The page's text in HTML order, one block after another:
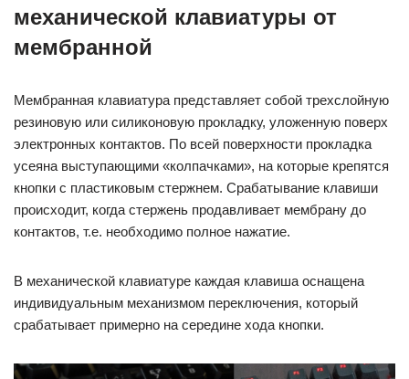
механической клавиатуры от
мембранной
Мембранная клавиатура представляет собой трехслойную
резиновую или силиконовую прокладку, уложенную поверх
электронных контактов. По всей поверхности прокладка
усеяна выступающими «колпачками», на которые крепятся
кнопки с пластиковым стержнем. Срабатывание клавиши
происходит, когда стержень продавливает мембрану до
контактов, т.е. необходимо полное нажатие.
В механической клавиатуре каждая клавиша оснащена
индивидуальным механизмом переключения, который
срабатывает примерно на середине хода кнопки.